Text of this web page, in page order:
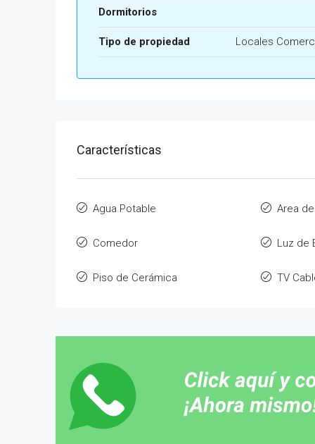
Dormitorios
Tipo de propiedad Locales
Características
Agua Potable Area
Comedor Luz de
Piso de Cerámica TV